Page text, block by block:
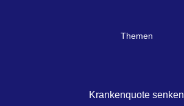
Themen
Krankenquote senken